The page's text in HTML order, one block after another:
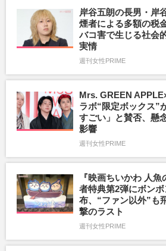
岸谷五朗の長男・岸
煙者による多額の税
バコ害で生じる社会
実情
週刊女性PRIME
Mrs. GREEN
ラボ“限定ボックス”
すごい」と賛否、懸
影響
週刊女性PRIME
『映画ちいかわ 人
者特典第2弾にボン
布、“ファン以外”も
撃のラスト
週刊女性PRIME